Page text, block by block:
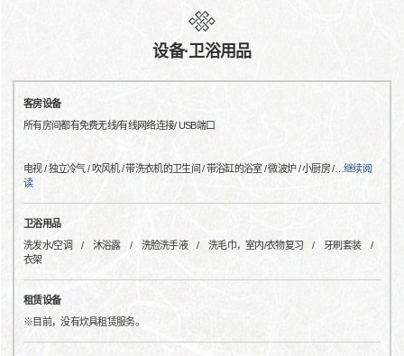
设备·卫浴用品
客房设备
所有房间都有免费无线/有线网络连接/ USB端口
电视 / 独立冷气 / 吹风机 / 带洗衣机的卫生间 / 带浴缸的浴室 / 微波炉 / 小厨房 /…继续阅
读
卫浴用品
洗发水/空调 / 沐浴露 / 洗脸洗手液 / 洗毛巾，室内/衣物复习 / 牙刷套装 /
衣架
租赁设备
※目前，没有炊具租赁服务。